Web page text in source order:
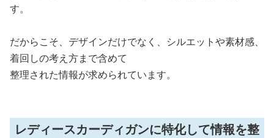
す。
だからこそ、デザインだけでなく、シルエットや素材感、
着回しの考え方まで含めて
整理された情報が求められています。
レディースカーディガンに特化して情報を整